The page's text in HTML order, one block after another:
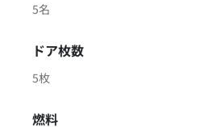
5名
ドア枚数
5枚
燃料